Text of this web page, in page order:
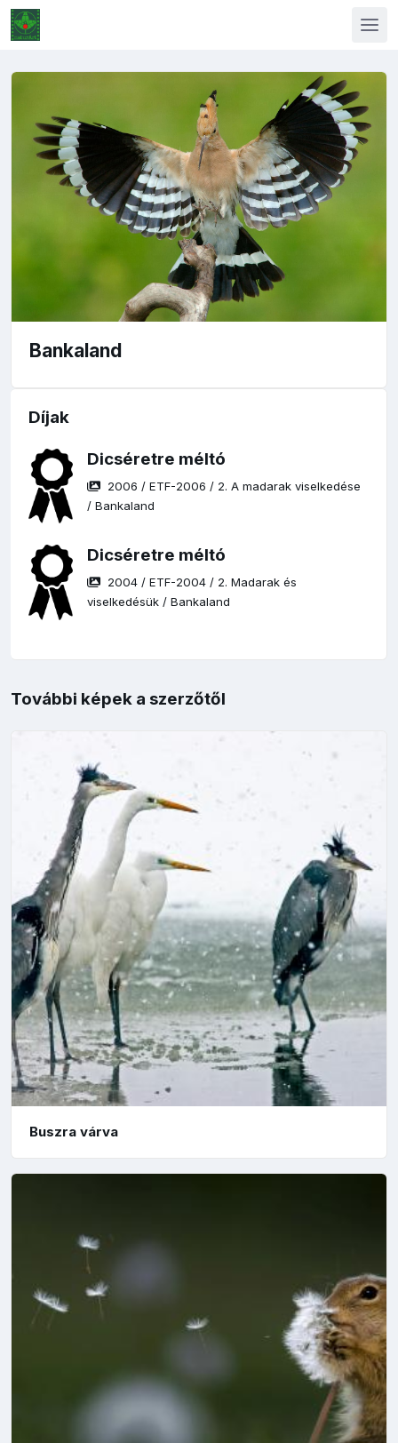
Bankaland
Díjak
Dicséretre méltó
2006 /ETF-2006 / 2. A madarak viselkedése
/Bankaland
Dicséretre méltó
2004 /ETF-2004 / 2. Madarak és
viselkedésük /Bankaland
További képek a szerzőtől
Buszra várva